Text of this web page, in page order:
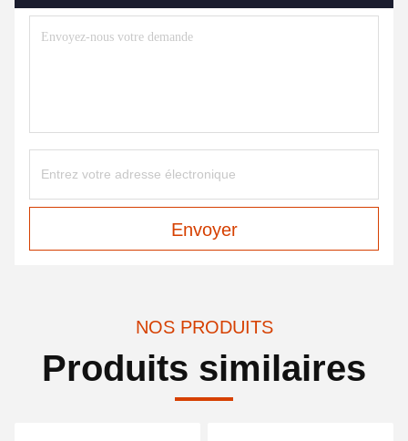
Envoyer
NOS PRODUITS
Produits similaires